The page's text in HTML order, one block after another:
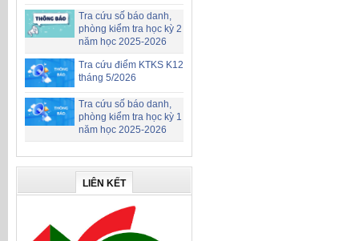
Tra cứu số báo danh,
phòng kiểm tra học kỳ 2
năm học 2025-2026
Tra cứu điểm KTKS K12
tháng 5/2026
Tra cứu số báo danh,
phòng kiểm tra học kỳ 1
năm học 2025-2026
LIÊN KẾT